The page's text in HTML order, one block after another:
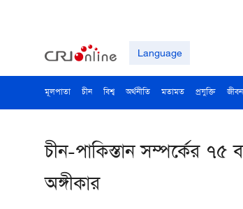
Language
মূলপাতা চীন বিশ্ব অর্থনীতি মতামত প্রযুক্তি
চীন-পাকিস্তান সম্পর্কের ৭৫
অঙ্গীকার